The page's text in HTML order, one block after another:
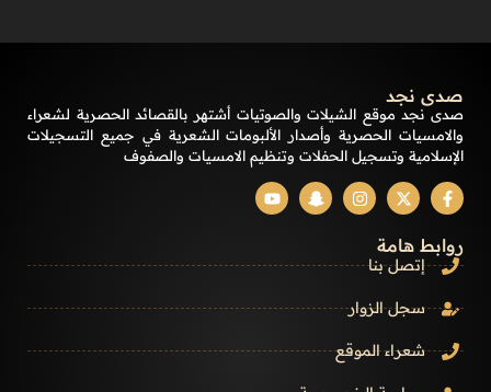
صدى نجد
صدى نجد موقع الشيلات والصوتيات أشتهر بالقصائد الحصرية لشعراء
والامسيات الحصرية وأصدار الألبومات الشعرية في جميع التسجيلات
الإسلامية وتسجيل الحفلات وتنظيم الامسيات والصفوف
روابط هامة
إتصل بنا
سجل الزوار
شعراء الموقع